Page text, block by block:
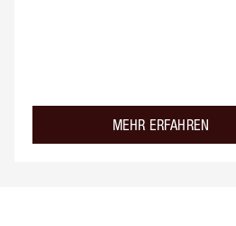
MEHR ERFAHREN